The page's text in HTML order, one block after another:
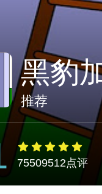
永久
推荐
75509512点评